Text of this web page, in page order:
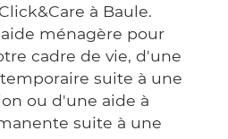
à Baule.
ménagère pour
cadre de vie, d'une
suite à une
ou d'une aide à
suite à une